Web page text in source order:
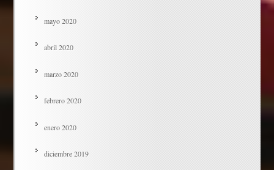
mayo 2020
abril 2020
marzo 2020
febrero 2020
enero 2020
diciembre 2019